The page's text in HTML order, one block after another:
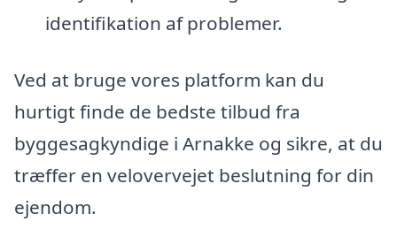
identifikation af problemer.
Ved at bruge vores platform kan du
hurtigt finde de bedste tilbud fra
byggesagkyndige i Arnakke og sikre, at du
træffer en velovervejet beslutning for din
ejendom.